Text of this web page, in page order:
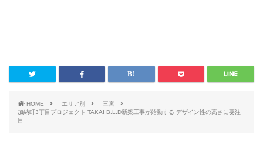
HOME エリア別
三宮
加納町3丁目プロジェクト TAKAI B.L.D新築工事が始動する デザイン性の高さに要注
目